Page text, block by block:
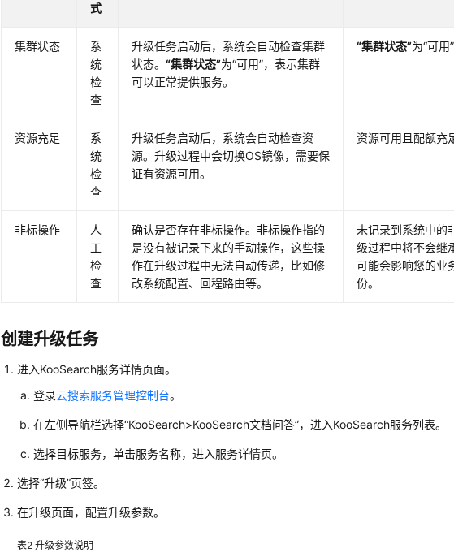
式
集群状态
系
统
检
查
升级任务启动后，系统会自动检查集群
状态。“集群状态”为“可用”，表示集群
可以正常提供服务。
“集群状态”为“可用”
资源充足
系
统
检
查
升级任务启动后，系统会自动检查资
源。升级过程中会切换OS镜像，需要保
证有资源可用。
资源可用且配额充
非标操作
人
工
检
查
确认是否存在非标操作。非标操作指的
是没有被记录下来的手动操作，这些操
作在升级过程中无法自动传递，比如修
改系统配置、回程路由等。
未记录到系统中的
级过程中将不会继
可能会影响您的业
份。
创建升级任务
进入KooSearch服务详情页面。
登录云搜索服务管理控制台。
在左侧导航栏选择“KooSearch>KooSearch文档问答”，进入KooSearch服务列表。
选择目标服务，单击服务名称，进入服务详情页。
选择“升级”页签。
在升级页面，配置升级参数。
表2升级参数说明